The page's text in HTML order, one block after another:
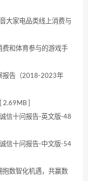
大家电品类线上消费与
和体育参与的游戏手
报告（2018-2023年
]
信十问报告-英文版-48
信十问报告-中文版-54
数智化机遇，共赢数